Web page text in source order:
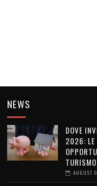
NEWS
DOVE
2026: LE
AUGUST